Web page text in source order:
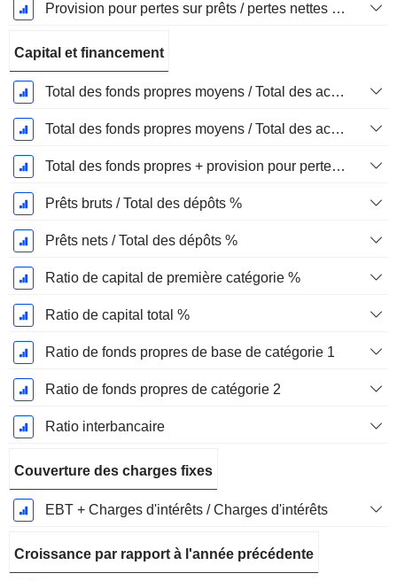
Provision pour pertes sur prêts / pertes nettes sur créances irrécouvrables %.
Capital et financement
Total des fonds propres moyens / Total des actifs moyens %
Total des fonds propres moyens / Total des actifs moyens %
Total des fonds propres + provision pour pertes sur prêts / total des prêts %.
Prêts bruts / Total des dépôts %
Prêts nets / Total des dépôts %
Ratio de capital de première catégorie %
Ratio de capital total %
Ratio de fonds propres de base de catégorie 1
Ratio de fonds propres de catégorie 2
Ratio interbancaire
Couverture des charges fixes
EBT + Charges d'intérêts / Charges d'intérêts
Croissance par rapport à l'année précédente